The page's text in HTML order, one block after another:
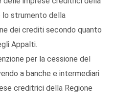
lo strumento della
dei crediti secondo quanto
Appalti.
per la cessione del
a banche e intermediari
creditrici della Regione